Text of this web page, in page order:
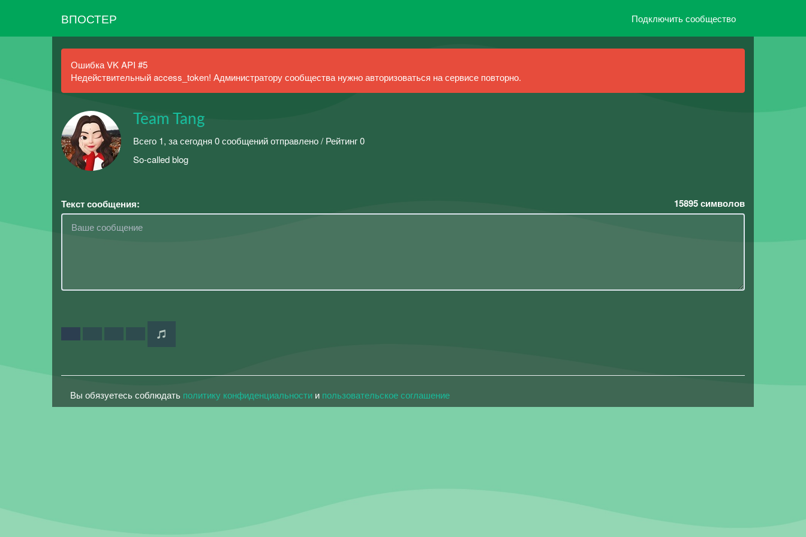
ВПОСТЕР Подключить сообщество
Ошибка VK API #5
Недействительный access_token! Администратору сообщества нужно авторизоваться на сервисе повторно.
Team Tang
Всего 1, за сегодня 0 сообщений отправлено / Рейтинг 0
So-called blog
Текст сообщения: 15895символов
Вы обязуетесь соблюдать политику конфиденциальности и пользовательское соглашение